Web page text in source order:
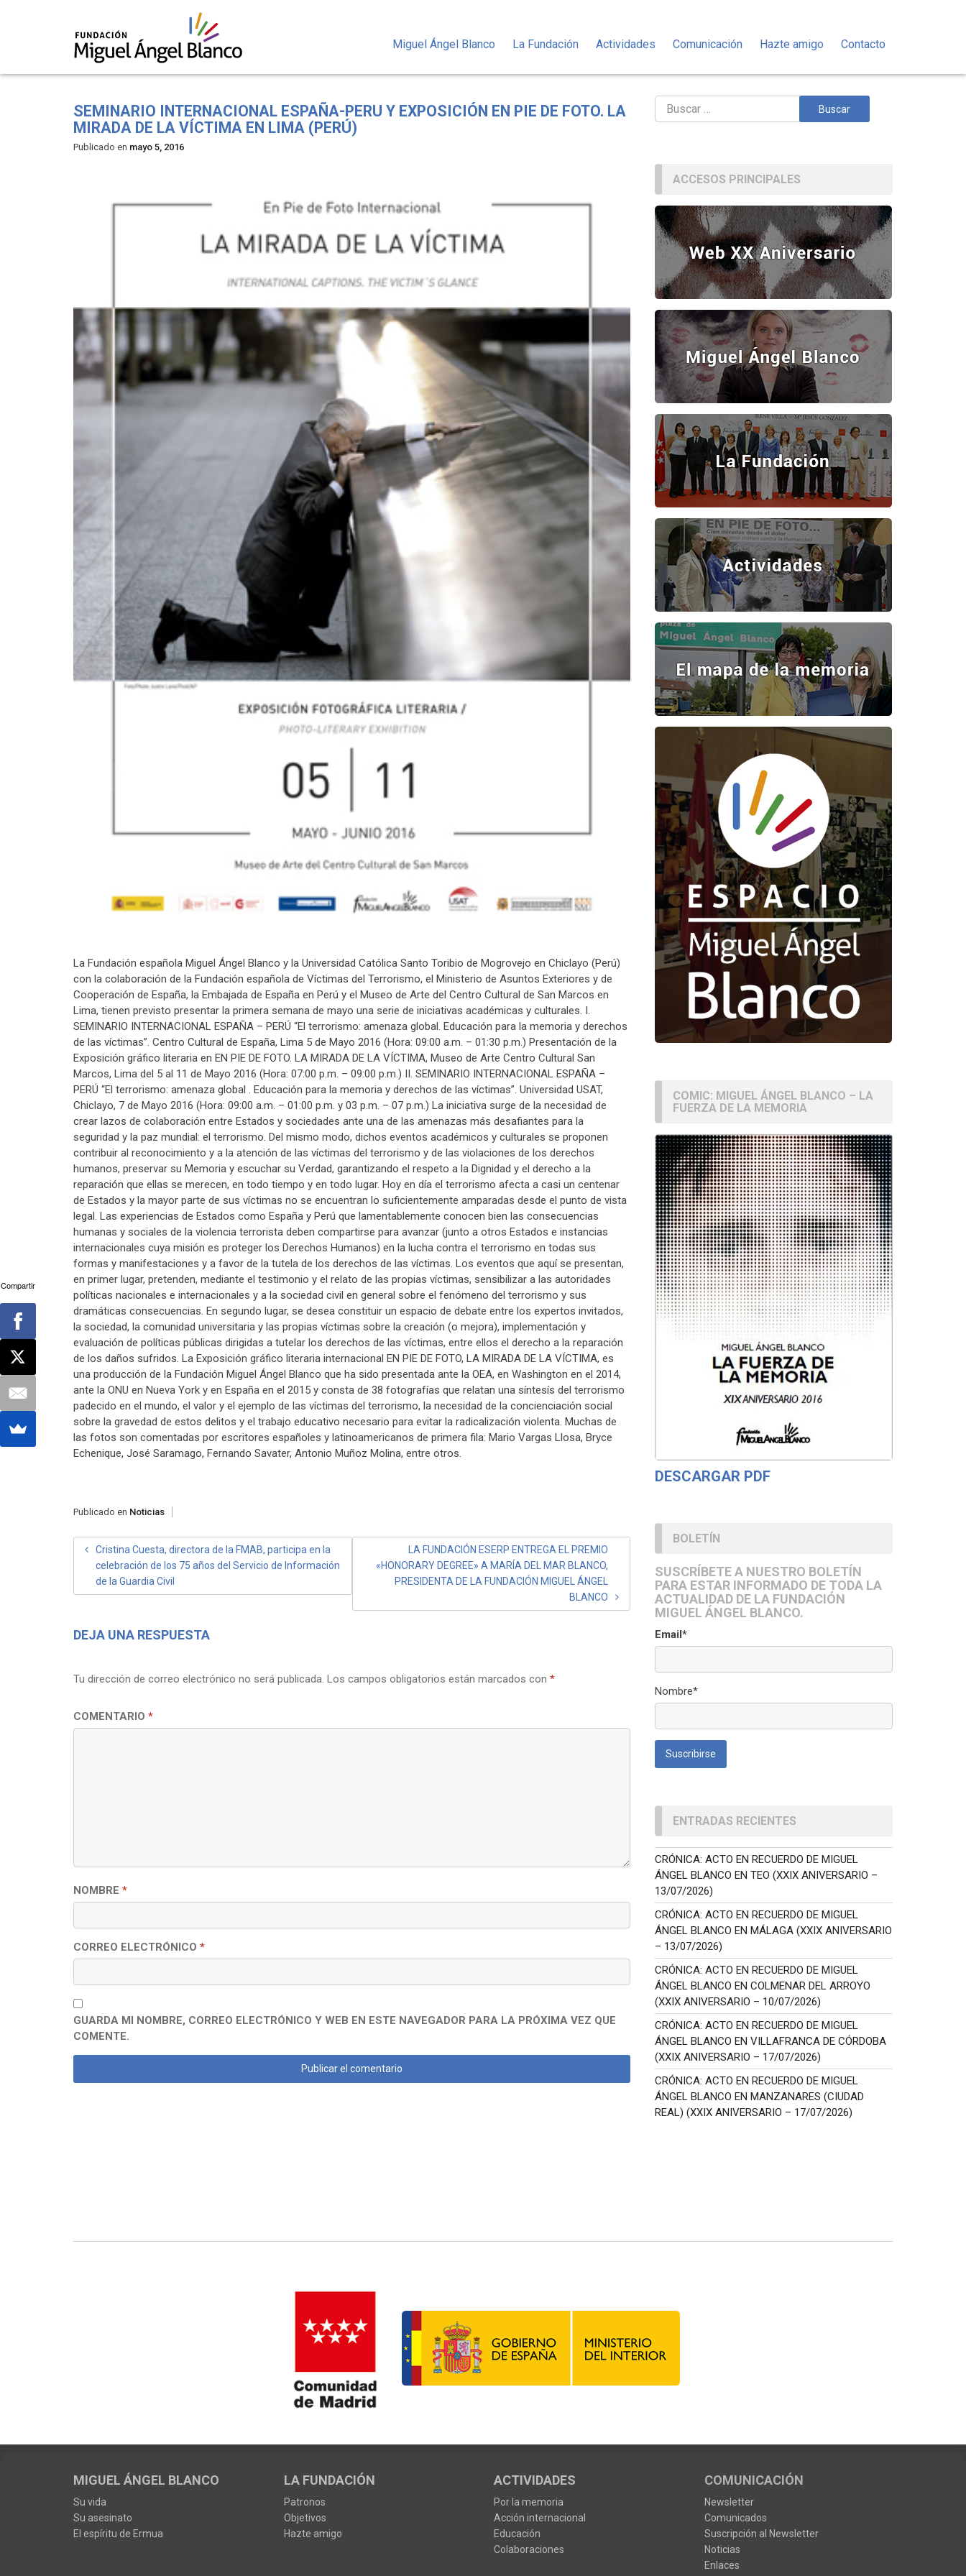
Miguel Ángel Blanco La Fundación Actividades Comunicación Hazte amigo Contacto
SEMINARIO INTERNACIONAL ESPAÑA-PERU Y EXPOSICIÓN EN PIE DE FOTO. LA
MIRADA DE LA VÍCTIMA EN LIMA (PERÚ)
Publicado en mayo 5, 2016
La Fundación española Miguel Ángel Blanco y la Universidad Católica Santo Toribio de Mogrovejo en Chiclayo (Perú)
con la colaboración de la Fundación española de Víctimas del Terrorismo, el Ministerio de Asuntos Exteriores y de
Cooperación de España, la Embajada de España en Perú y el Museo de Arte del Centro Cultural de San Marcos en
Lima, tienen previsto presentar la primera semana de mayo una serie de iniciativas académicas y culturales. I.
SEMINARIO INTERNACIONAL ESPAÑA – PERÚ “El terrorismo: amenaza global. Educación para la memoria y derechos
de las víctimas”. Centro Cultural de España, Lima 5 de Mayo 2016 (Hora: 09:00 a.m. – 01:30 p.m.) Presentación de la
Exposición gráfico literaria en EN PIE DE FOTO. LA MIRADA DE LA VÍCTIMA, Museo de Arte Centro Cultural San
Marcos, Lima del 5 al 11 de Mayo 2016 (Hora: 07:00 p.m. – 09:00 p.m.) II. SEMINARIO INTERNACIONAL ESPAÑA –
PERÚ “El terrorismo: amenaza global . Educación para la memoria y derechos de las víctimas”. Universidad USAT,
Chiclayo, 7 de Mayo 2016 (Hora: 09:00 a.m. – 01:00 p.m. y 03 p.m. – 07 p.m.) La iniciativa surge de la necesidad de
crear lazos de colaboración entre Estados y sociedades ante una de las amenazas más desafiantes para la
seguridad y la paz mundial: el terrorismo. Del mismo modo, dichos eventos académicos y culturales se proponen
contribuir al reconocimiento y a la atención de las víctimas del terrorismo y de las violaciones de los derechos
humanos, preservar su Memoria y escuchar su Verdad, garantizando el respeto a la Dignidad y el derecho a la
reparación que ellas se merecen, en todo tiempo y en todo lugar. Hoy en día el terrorismo afecta a casi un centenar
de Estados y la mayor parte de sus víctimas no se encuentran lo suficientemente amparadas desde el punto de vista
legal. Las experiencias de Estados como España y Perú que lamentablemente conocen bien las consecuencias
humanas y sociales de la violencia terrorista deben compartirse para avanzar (junto a otros Estados e instancias
internacionales cuya misión es proteger los Derechos Humanos) en la lucha contra el terrorismo en todas sus
formas y manifestaciones y a favor de la tutela de los derechos de las víctimas. Los eventos que aquí se presentan,
en primer lugar, pretenden, mediante el testimonio y el relato de las propias víctimas, sensibilizar a las autoridades
políticas nacionales e internacionales y a la sociedad civil en general sobre el fenómeno del terrorismo y sus
dramáticas consecuencias. En segundo lugar, se desea constituir un espacio de debate entre los expertos invitados,
la sociedad, la comunidad universitaria y las propias víctimas sobre la creación (o mejora), implementación y
evaluación de políticas públicas dirigidas a tutelar los derechos de las víctimas, entre ellos el derecho a la reparación
de los daños sufridos. La Exposición gráfico literaria internacional EN PIE DE FOTO, LA MIRADA DE LA VÍCTIMA, es
una producción de la Fundación Miguel Ángel Blanco que ha sido presentada ante la OEA, en Washington en el 2014,
ante la ONU en Nueva York y en España en el 2015 y consta de 38 fotografías que relatan una síntesís del terrorismo
padecido en el mundo, el valor y el ejemplo de las víctimas del terrorismo, la necesidad de la concienciación social
sobre la gravedad de estos delitos y el trabajo educativo necesario para evitar la radicalización violenta. Muchas de
las fotos son comentadas por escritores españoles y latinoamericanos de primera fila: Mario Vargas Llosa, Bryce
Echenique, José Saramago, Fernando Savater, Antonio Muñoz Molina, entre otros.
Publicado en Noticias
NAVEGACIÓN
ENTRADAS
Cristina Cuesta, directora de la FMAB, participa en la
celebración de los 75 años del Servicio de Información
de la Guardia Civil
LA FUNDACIÓN ESERP ENTREGA EL PREMIO
«HONORARY DEGREE» A MARÍA DEL MAR BLANCO,
PRESIDENTA DE LA FUNDACIÓN MIGUEL ÁNGEL
BLANCO
DEJA UNA RESPUESTA
Tu dirección de correo electrónico no será publicada. Los campos obligatorios están marcados con *
COMENTARIO *
NOMBRE *
CORREO ELECTRÓNICO *
GUARDA MI NOMBRE, CORREO ELECTRÓNICO Y WEB EN ESTE NAVEGADOR PARA LA PRÓXIMA VEZ QUE
COMENTE.
Buscar:
ACCESOS PRINCIPALES
COMIC: MIGUEL ÁNGEL BLANCO – LA
FUERZA DE LA MEMORIA
DESCARGAR PDF
BOLETÍN
SUSCRÍBETE A NUESTRO BOLETÍN
PARA ESTAR INFORMADO DE TODA LA
ACTUALIDAD DE LA FUNDACIÓN
MIGUEL ÁNGEL BLANCO.
Email*
Nombre*
ENTRADAS RECIENTES
CRÓNICA: ACTO EN RECUERDO DE MIGUEL
ÁNGEL BLANCO EN TEO (XXIX ANIVERSARIO –
13/07/2026)
CRÓNICA: ACTO EN RECUERDO DE MIGUEL
ÁNGEL BLANCO EN MÁLAGA (XXIX ANIVERSARIO
– 13/07/2026)
CRÓNICA: ACTO EN RECUERDO DE MIGUEL
ÁNGEL BLANCO EN COLMENAR DEL ARROYO
(XXIX ANIVERSARIO – 10/07/2026)
CRÓNICA: ACTO EN RECUERDO DE MIGUEL
ÁNGEL BLANCO EN VILLAFRANCA DE CÓRDOBA
(XXIX ANIVERSARIO – 17/07/2026)
CRÓNICA: ACTO EN RECUERDO DE MIGUEL
ÁNGEL BLANCO EN MANZANARES (CIUDAD
REAL) (XXIX ANIVERSARIO – 17/07/2026)
MIGUEL ÁNGEL BLANCO
Su vida
Su asesinato
El espíritu de Ermua
LA FUNDACIÓN
Patronos
Objetivos
Hazte amigo
ACTIVIDADES
Por la memoria
Acción internacional
Educación
Colaboraciones
COMUNICACIÓN
Newsletter
Comunicados
Suscripción al Newsletter
Noticias
Enlaces
Compartir